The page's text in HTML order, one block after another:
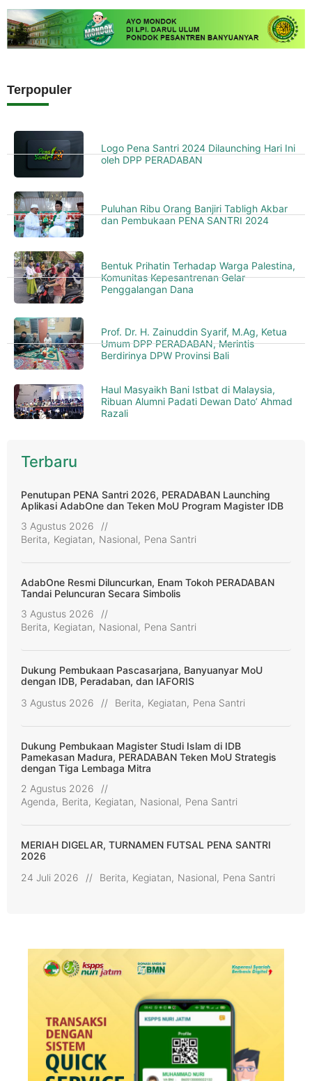
Terpopuler
Logo Pena Santri 2024 Dilaunching Hari Ini
oleh DPP PERADABAN
Puluhan Ribu Orang Banjiri Tabligh Akbar
dan Pembukaan PENA SANTRI 2024
Bentuk Prihatin Terhadap Warga Palestina,
Komunitas Kepesantrenan Gelar
Penggalangan Dana
Prof. Dr. H. Zainuddin Syarif, M.Ag, Ketua
Umum DPP PERADABAN, Merintis
Berdirinya DPW Provinsi Bali
Haul Masyaikh Bani Istbat di Malaysia,
Ribuan Alumni Padati Dewan Dato’ Ahmad
Razali
Terbaru
Penutupan PENA Santri 2026, PERADABAN Launching
Aplikasi AdabOne dan Teken MoU Program Magister IDB
3 Agustus 2026
//
Berita, Kegiatan, Nasional, Pena Santri
AdabOne Resmi Diluncurkan, Enam Tokoh PERADABAN
Tandai Peluncuran Secara Simbolis
3 Agustus 2026
//
Berita, Kegiatan, Nasional, Pena Santri
Dukung Pembukaan Pascasarjana, Banyuanyar MoU
dengan IDB, Peradaban, dan IAFORIS
3 Agustus 2026
// Berita, Kegiatan, Pena Santri
Dukung Pembukaan Magister Studi Islam di IDB
Pamekasan Madura, PERADABAN Teken MoU Strategis
dengan Tiga Lembaga Mitra
2 Agustus 2026
//
Agenda, Berita, Kegiatan, Nasional, Pena Santri
MERIAH DIGELAR, TURNAMEN FUTSAL PENA SANTRI
2026
24 Juli 2026
// Berita, Kegiatan, Nasional, Pena Santri